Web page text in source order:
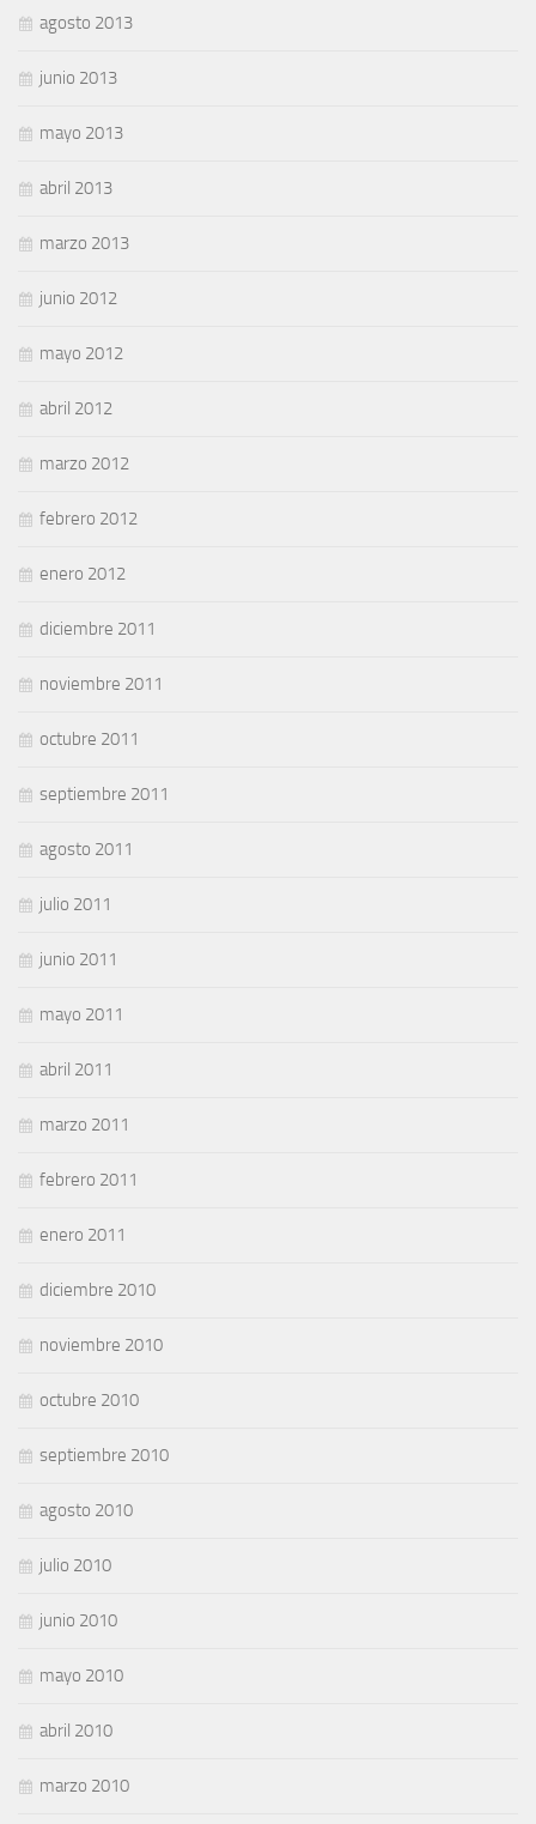
agosto 2013
junio 2013
mayo 2013
abril 2013
marzo 2013
junio 2012
mayo 2012
abril 2012
marzo 2012
febrero 2012
enero 2012
diciembre 2011
noviembre 2011
octubre 2011
septiembre 2011
agosto 2011
julio 2011
junio 2011
mayo 2011
abril 2011
marzo 2011
febrero 2011
enero 2011
diciembre 2010
noviembre 2010
octubre 2010
septiembre 2010
agosto 2010
julio 2010
junio 2010
mayo 2010
abril 2010
marzo 2010